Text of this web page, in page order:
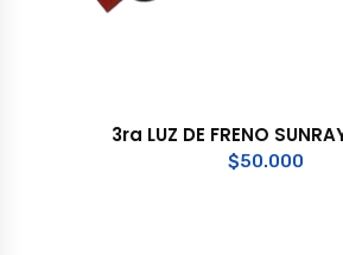
3ra LUZ DE FRENO
$50.000